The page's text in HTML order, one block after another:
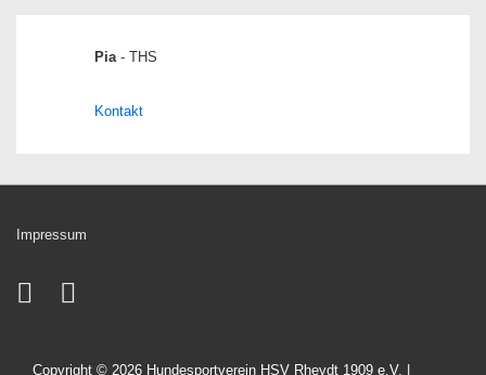
Pia- THS
Kontakt
Impressum
Copyright © 2026 Hundesportverein HSV Rheydt 1909 e.V.